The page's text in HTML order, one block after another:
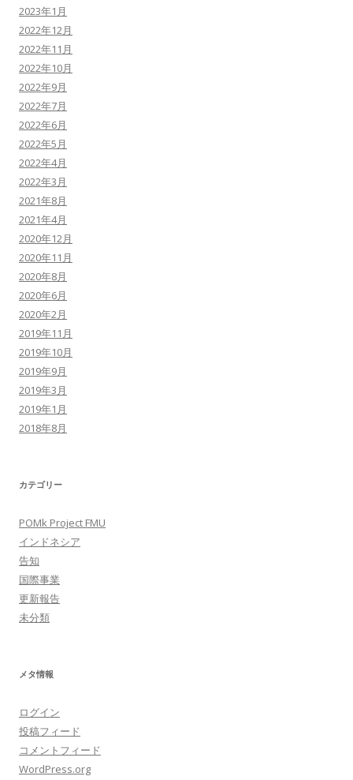
2023年1月
2022年12月
2022年11月
2022年10月
2022年9月
2022年7月
2022年6月
2022年5月
2022年4月
2022年3月
2021年8月
2021年4月
2020年12月
2020年11月
2020年8月
2020年6月
2020年2月
2019年11月
2019年10月
2019年9月
2019年3月
2019年1月
2018年8月
カテゴリー
POMk Project FMU
インドネシア
告知
国際事業
更新報告
未分類
メタ情報
ログイン
投稿フィード
コメントフィード
WordPress.org